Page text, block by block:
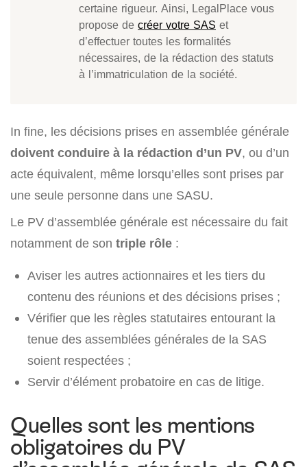
certaine rigueur. Ainsi, LegalPlace vous
propose de créer votre SAS et
d’effectuer toutes les formalités
nécessaires, de la rédaction des statuts
à l’immatriculation de la société.
In fine, les décisions prises en assemblée générale
doivent conduire à la rédaction d’un PV, ou d’un
acte équivalent, même lorsqu’elles sont prises par
une seule personne dans une SASU.
Le PV d’assemblée générale est nécessaire du fait
notamment de son triple rôle :
Aviser les autres actionnaires et les tiers du
contenu des réunions et des décisions prises ;
Vérifier que les règles statutaires entourant la
tenue des assemblées générales de la SAS
soient respectées ;
Servir d’élément probatoire en cas de litige.
Quelles sont les mentions
obligatoires du PV